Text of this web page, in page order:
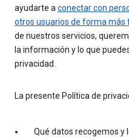
ayudarte aconectar con
otros usuarios de forma más
de nuestros servicios,
la información y lo que
privacidad.
La presente Política de
Qué datos recogemos y